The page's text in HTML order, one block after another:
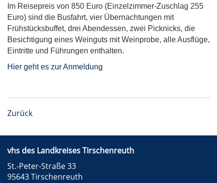
Im Reisepreis von 850 Euro (Einzelzimmer-Zuschlag 255
Euro) sind die Busfahrt, vier Übernachtungen mit
Frühstücksbuffet, drei Abendessen, zwei Picknicks, die
Besichtigung eines Weinguts mit Weinprobe, alle Ausflüge,
Eintritte und Führungen enthalten.
Hier geht es zur Anmeldung
Zurück
vhs des Landkreises Tirschenreuth
St.-Peter-Straße 33
95643 Tirschenreuth